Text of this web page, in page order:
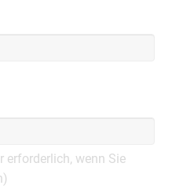
erforderlich, wenn Sie